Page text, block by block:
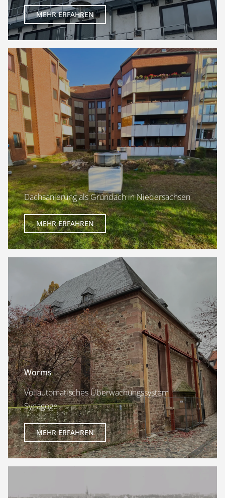
MEHR ERFAHREN
Dachsanierung als Gründach in Niedersachsen
MEHR ERFAHREN
Worms
Vollautomatisches Überwachungssystem
Synagoge
MEHR ERFAHREN